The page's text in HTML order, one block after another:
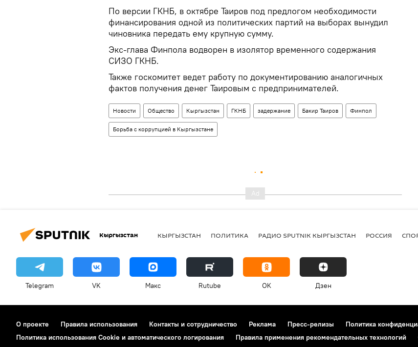
По версии ГКНБ, в октябре Таиров под предлогом необходимости
финансирования одной из политических партий на выборах вынудил
чиновника передать ему крупную сумму.
Экс-глава Финпола водворен в изолятор временного содержания
СИЗО ГКНБ.
Также госкомитет ведет работу по документированию аналогичных
фактов получения денег Таировым с предпринимателей.
Новости Общество Кыргызстан ГКНБ задержание Бакир Таиров Финпол
Борьба с коррупцией в Кыргызстане
Кыргызстан КЫРГЫЗСТАН ПОЛИТИКА РАДИО SPUTNIK КЫРГЫЗСТАН РОССИЯ
Telegram VK Макс Rutube OK Дзен
О проекте Правила использования Контакты и сотрудничество Реклама Пресс-релизы
Политика
Политика использования Cookie и автоматического логирования
Правила применения рекомендательных технологий